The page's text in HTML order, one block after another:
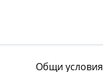
Общи условия